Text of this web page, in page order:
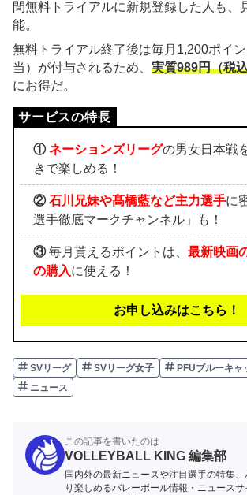
間無料トライアルに新規登録した人も、
能。
無料トライアル終了後は毎月1,200ポイ
当）が付与されるため、 実質989円（税
にお得だ。
① ネーションズリーグの男女日本戦
きで楽しめる！
② 石川兄妹や髙橋藍など主力選手に
選手徹底マークチャンネル」も！
③毎月貰えるポイントは、 最新映画
の購入に使える！
お申し込みはこちら！
SVリーグ SVリーグ女子
PFUブルーキャ
ニュース
この記事を書いたのは
VOLLEYBALL KING 編集部
国内外の最新ニュースや注目選手の特集
り楽しめるバレーボール情報・ニュースサ